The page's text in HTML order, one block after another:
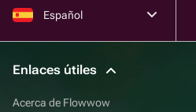
Español
Enlaces útiles
Acerca de Flowwow